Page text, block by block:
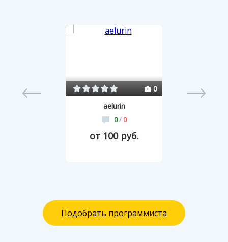
0
aelurin
0/ 0
от 100 руб.
Подобрать программиста